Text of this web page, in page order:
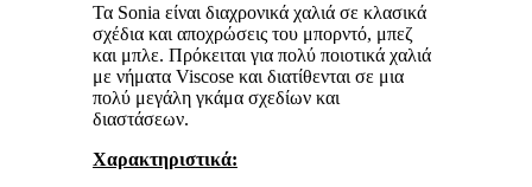
Τα Sonia είναι διαχρονικά χαλιά σε κλασικά
σχέδια και αποχρώσεις του μπορντό, μπεζ
και μπλε. Πρόκειται για πολύ ποιοτικά χαλιά
με νήματα Viscose και διατίθενται σε μια
πολύ μεγάλη γκάμα σχεδίων και
διαστάσεων.
Χαρακτηριστικά: